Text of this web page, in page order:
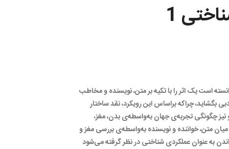
1
است یک اثر را با تکیه بر متن، نویسنده و مخاطب
بگشاید، چراکه براساس این رویکرد، نقد ساختار
نیز چگونگی تجربه‌ی جهان به‌واسطه‌ی بدن، مغز،
متن، خواننده و نویسنده به‌واسطه‌ی بررسی مغز و
به عنوان عملکردی شناختی در نظر گرفته می‌شود